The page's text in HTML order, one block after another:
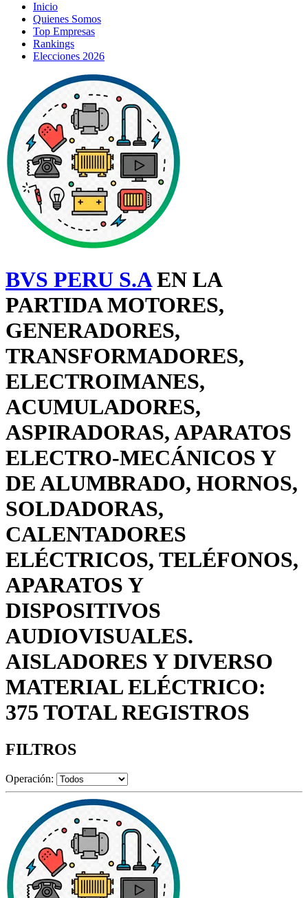
Inicio
Quienes Somos
Top Empresas
Rankings
Elecciones 2026
BVS PERU S.AEN LA
PARTIDA MOTORES,
GENERADORES,
TRANSFORMADORES,
ELECTROIMANES,
ACUMULADORES,
ASPIRADORAS, APARATOS
ELECTRO-MECÁNICOS Y
DE ALUMBRADO, HORNOS,
SOLDADORAS,
CALENTADORES
ELÉCTRICOS, TELÉFONOS,
APARATOS Y
DISPOSITIVOS
AUDIOVISUALES.
AISLADORES Y DIVERSO
MATERIAL ELÉCTRICO:
375 TOTAL REGISTROS
FILTROS
Operación: